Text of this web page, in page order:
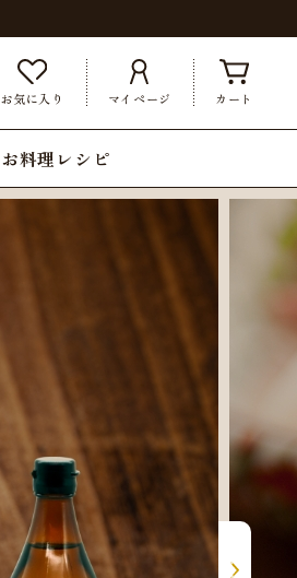
お気に入り マイページ カート
お料理レシピ